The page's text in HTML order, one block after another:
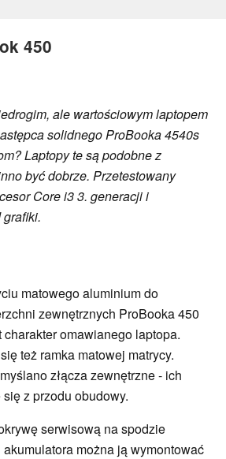
450
ale wartościowym laptopem
solidnego ProBooka 4540s
Laptopy te są podobne z
być dobrze. Przetestowany
Core i3 3. generacji i
grafiki.
matowego aluminium do
zewnętrznych ProBooka 450
omawianego laptopa.
też ramka matowej matrycy.
złącza zewnętrzne - ich
z przodu obudowy.
serwisową na spodzie
można ją wymontować